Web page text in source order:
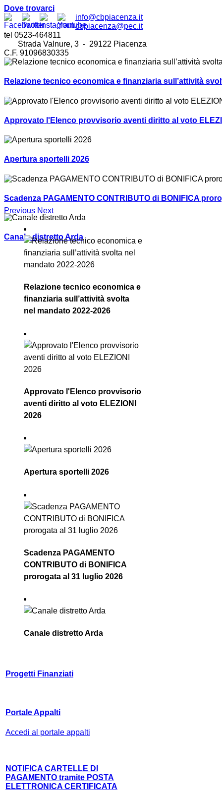
Dove trovarci
info@cbpiacenza.it
cbpiacenza@pec.it
tel 0523-464811
Strada Valnure, 3 - 29122 Piacenza
C.F. 91096830335
Relazione tecnico economica e finanziaria sull’attività
Approvato l'Elenco provvisorio aventi diritto al voto
Apertura sportelli 2026
Scadenza PAGAMENTO CONTRIBUTO di BONIFICA
Canale distretto Arda
Previous Next
Relazione tecnico economica e
finanziaria sull’attività svolta
nel mandato 2022-2026
Approvato l'Elenco provvisorio
aventi diritto al voto ELEZIONI
2026
Apertura sportelli 2026
Scadenza PAGAMENTO
CONTRIBUTO di BONIFICA
prorogata al 31 luglio 2026
Canale distretto Arda
Progetti Finanziati
Portale Appalti
Accedi al portale appalti
NOTIFICA CARTELLE DI
PAGAMENTO tramite POSTA
ELETTRONICA CERTIFICATA